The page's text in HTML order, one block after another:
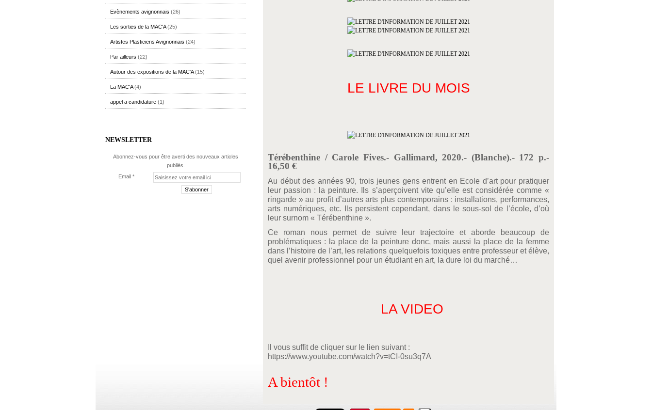
Evènements avignonnais (26)
Les sorties de la MAC'A(25)
Artistes Plasticiens Avignonnais (24)
Par ailleurs (22)
Autour des expositions de la MAC'A(15)
La MAC'A(4)
appel a candidature (1)
NEWSLETTER
Abonnez-vous pour être averti des nouveaux articles
publiés.
Email
LE LIVRE DU MOIS
Térébenthine / Carole Fives.- Gallimard, 2020.- (Blanche).- 172 p.-
16,50 €
Au début des années 90, trois jeunes gens entrent en Ecole d’art pour pratiquer
leur passion : la peinture. Ils s’aperçoivent vite qu’elle est considérée comme «
ringarde » au profit d’autres arts plus contemporains : installations, performances,
arts numériques, etc. Ils persistent cependant, dans le sous-sol de l’école, d’où
leur surnom « Térébenthine ».
Ce roman nous permet de suivre leur trajectoire et aborde beaucoup de
problématiques : la place de la peinture donc, mais aussi la place de la femme
dans l’histoire de l’art, les relations quelquefois toxiques entre professeur et élève,
quel avenir professionnel pour un étudiant en art, la dure loi du marché…
LA VIDEO
Il vous suffit de cliquer sur le lien suivant :
https://www.youtube.com/watch?v=tCI-0su3q7A
A bientôt !